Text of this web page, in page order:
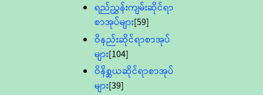
ရည်ညွှန်းကျမ်းဆိုင်ရာ
စာအုပ်များ[59]
ဝိနည်းဆိုင်ရာစာအုပ်
များ[104]
ဝိနိစ္ဆယဆိုင်ရာစာအုပ်
များ[39]